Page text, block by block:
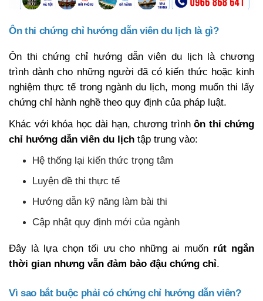
Ôn thi chứng chỉ hướng dẫn viên du lịch là gì?
Ôn thi chứng chỉ hướng dẫn viên du lịch là chương
trình dành cho những người đã có kiến thức hoặc kinh
nghiệm thực tế trong ngành du lịch, mong muốn thi lấy
chứng chỉ hành nghề theo quy định của pháp luật.
Khác với khóa học dài hạn, chương trình ôn thi chứng
chỉ hướng dẫn viên du lịch tập trung vào:
Hệ thống lại kiến thức trọng tâm
Luyện đề thi thực tế
Hướng dẫn kỹ năng làm bài thi
Cập nhật quy định mới của ngành
Đây là lựa chọn tối ưu cho những ai muốn rút ngắn
thời gian nhưng vẫn đảm bảo đậu chứng chỉ.
Vì sao bắt buộc phải có chứng chỉ hướng dẫn viên?